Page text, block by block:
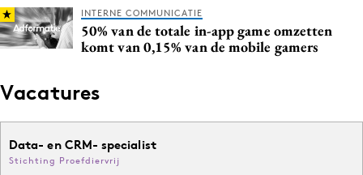
INTERNE COMMUNICATIE
50% van de totale in-app game omzetten
komt van 0,15% van de mobile gamers
Vacatures
Data- en CRM- specialist
Stichting Proefdiervrij